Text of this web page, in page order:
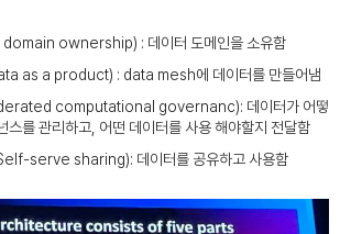
ownership) : 데이터 도메인을 소유함
as a product) : data mesh에 데이터를 만들어냄
computational governanc): 데이터가 어떻
스를 관리하고, 어떤 데이터를 사용 해야할지 전달함
serve sharing): 데이터를 공유하고 사용함